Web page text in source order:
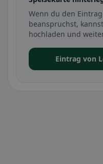
Wenn du den
beanspruchst,
hochladen und
Eintrag von